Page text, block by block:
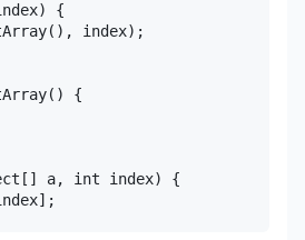
{
index);
{
a, int index) {